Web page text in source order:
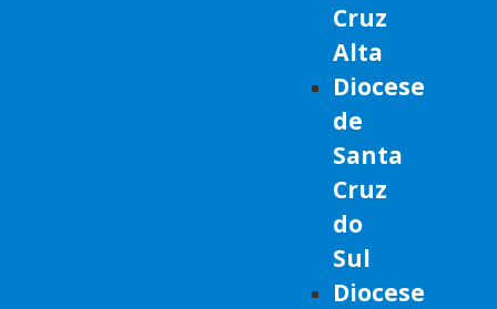
Cruz
Alta
Diocese
de
Santa
Cruz
do
Sul
Diocese